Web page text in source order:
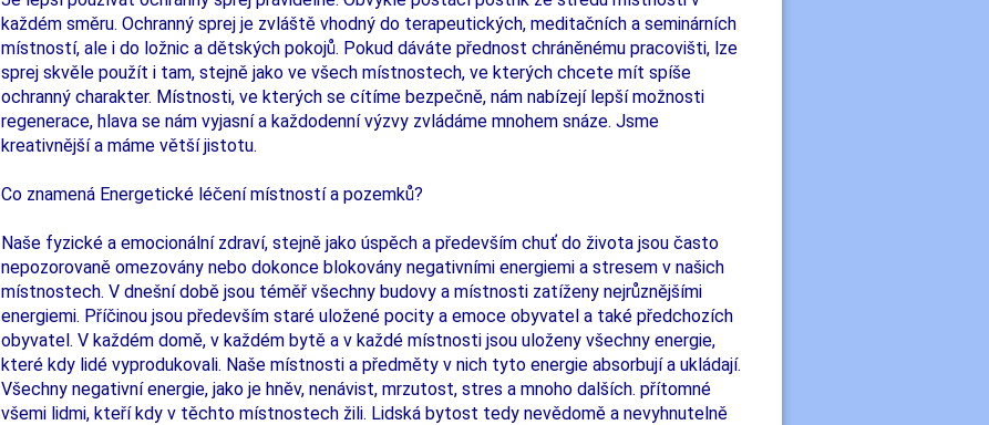
každém směru. Ochranný sprej je zvláště vhodný do terapeutických, meditačních a seminárních
místností, ale i do ložnic a dětských pokojů. Pokud dáváte přednost chráněnému pracovišti, lze
sprej skvěle použít i tam, stejně jako ve všech místnostech, ve kterých chcete mít spíše
ochranný charakter. Místnosti, ve kterých se cítíme bezpečně, nám nabízejí lepší možnosti
regenerace, hlava se nám vyjasní a každodenní výzvy zvládáme mnohem snáze. Jsme
kreativnější a máme větší jistotu.
Co znamená Energetické léčení místností a pozemků?
Naše fyzické a emocionální zdraví, stejně jako úspěch a především chuť do života jsou často
nepozorovaně omezovány nebo dokonce blokovány negativními energiemi a stresem v našich
místnostech. V dnešní době jsou téměř všechny budovy a místnosti zatíženy nejrůznějšími
energiemi. Příčinou jsou především staré uložené pocity a emoce obyvatel a také předchozích
obyvatel. V každém domě, v každém bytě a v každé místnosti jsou uloženy všechny energie,
které kdy lidé vyprodukovali. Naše místnosti a předměty v nich tyto energie absorbují a ukládají.
Všechny negativní energie, jako je hněv, nenávist, mrzutost, stres a mnoho dalších. přítomné
všemi lidmi, kteří kdy v těchto místnostech žili. Lidská bytost tedy nevědomě a nevyhnutelně